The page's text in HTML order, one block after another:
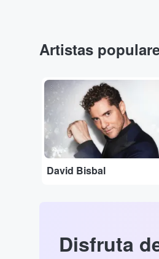
Artistas
...
David Bisbal
Disfruta